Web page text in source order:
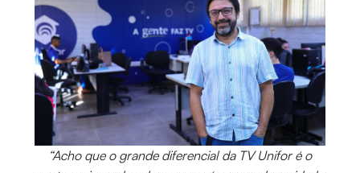
“Acho que o grande diferencial da TV Unifor é o